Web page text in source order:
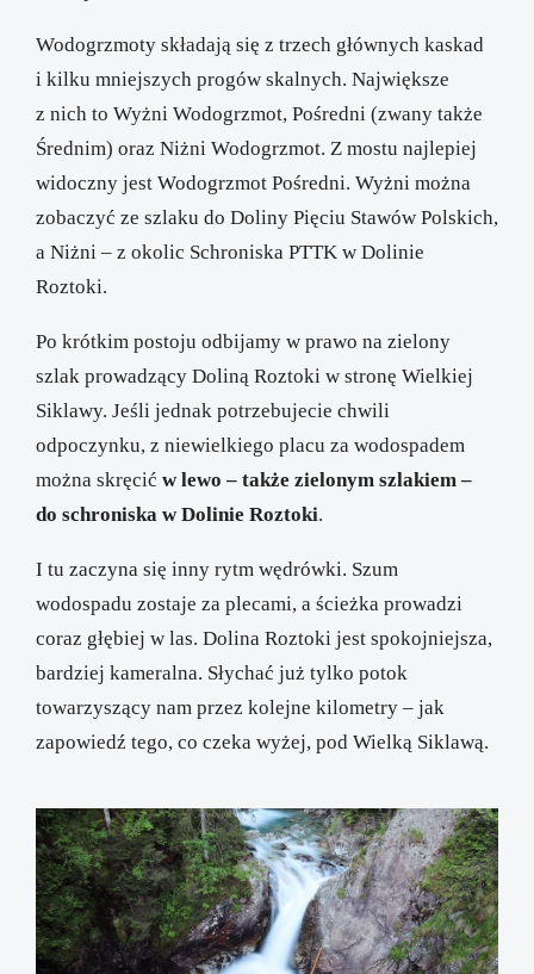
Wodogrzmoty składają się z trzech głównych kaskad
i kilku mniejszych progów skalnych. Największe
z nich to Wyżni Wodogrzmot, Pośredni (zwany także
Średnim) oraz Niżni Wodogrzmot. Z mostu najlepiej
widoczny jest Wodogrzmot Pośredni. Wyżni można
zobaczyć ze szlaku do Doliny Pięciu Stawów Polskich,
a Niżni – z okolic Schroniska PTTK w Dolinie
Roztoki.
Po krótkim postoju odbijamy w prawo na zielony
szlak prowadzący Doliną Roztoki w stronę Wielkiej
Siklawy. Jeśli jednak potrzebujecie chwili
odpoczynku, z niewielkiego placu za wodospadem
można skręcić w lewo – także zielonym szlakiem –
do schroniska w Dolinie Roztoki.
I tu zaczyna się inny rytm wędrówki. Szum
wodospadu zostaje za plecami, a ścieżka prowadzi
coraz głębiej w las. Dolina Roztoki jest spokojniejsza,
bardziej kameralna. Słychać już tylko potok
towarzyszący nam przez kolejne kilometry – jak
zapowiedź tego, co czeka wyżej, pod Wielką Siklawą.